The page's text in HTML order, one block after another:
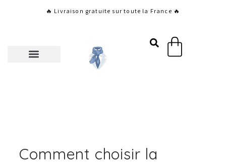
🔥 Livraison gratuite sur toute la France 🔥
Panier
Comment choisir la